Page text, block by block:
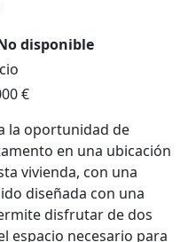
disponible
€
la oportunidad de
en una ubicación
vivienda, con una
diseñada con una
disfrutar de dos
espacio necesario para